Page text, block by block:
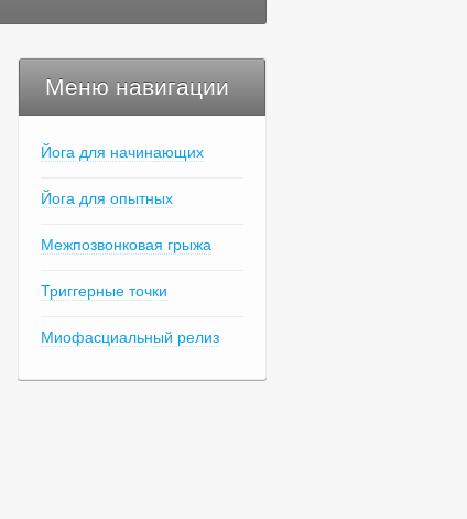
Меню навигации
Йога для начинающих
Йога для опытных
Межпозвонковая грыжа
Триггерные точки
Миофасциальный релиз